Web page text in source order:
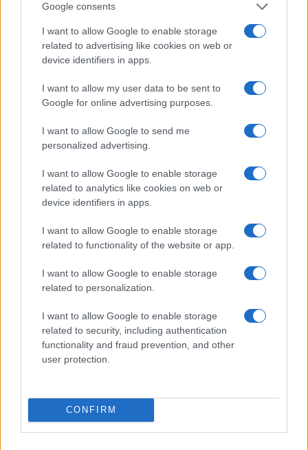
Google consents
I want to allow Google to enable storage
related to advertising like cookies on web or
device identifiers in apps.
I want to allow my user data to be sent to
Google for online advertising purposes.
I want to allow Google to send me
personalized advertising.
I want to allow Google to enable storage
related to analytics like cookies on web or
device identifiers in apps.
I want to allow Google to enable storage
related to functionality of the website or app.
I want to allow Google to enable storage
related to personalization.
I want to allow Google to enable storage
related to security, including authentication
functionality and fraud prevention, and other
user protection.
CONFIRM